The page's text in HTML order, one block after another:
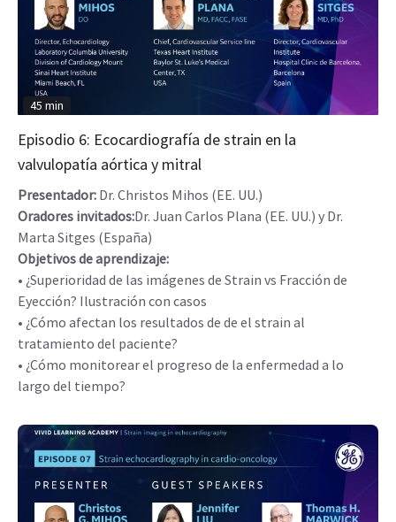
45 min
Episodio 6: Ecocardiografía de strain en la
valvulopatía aórtica y mitral
Presentador: Dr. Christos Mihos (EE. UU.)
Oradores invitados:Dr. Juan Carlos Plana (EE. UU.) y Dr.
Marta Sitges (España)
Objetivos de aprendizaje:
• ¿Superioridad de las imágenes de Strain vs Fracción de
Eyección? Ilustración con casos
• ¿Cómo afectan los resultados de de el strain al
tratamiento del paciente?
• ¿Cómo monitorear el progreso de la enfermedad a lo
largo del tiempo?